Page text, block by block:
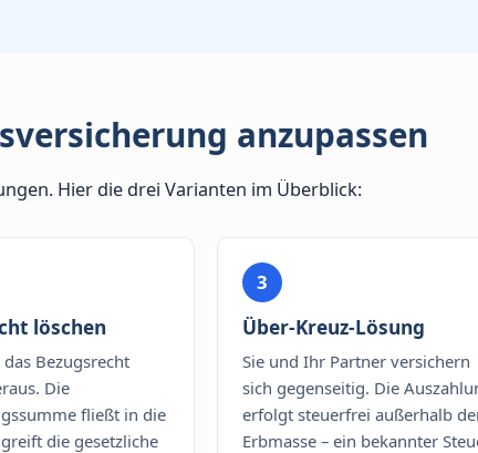
anzupassen
Hier die drei Varianten im Überblick:
löschen
Bezugsrecht
Die
fließt in die
die gesetzliche
3
Über-Kreuz-Lösung
Sie und Ihr Partner versichern
sich gegenseitig. Die
erfolgt steuerfrei außerhalb
Erbmasse – ein bekannter